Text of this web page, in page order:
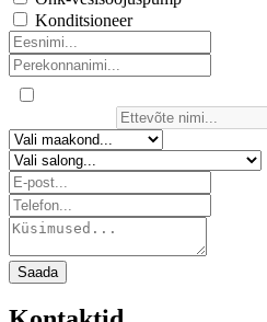
Konditsioneer
Saada